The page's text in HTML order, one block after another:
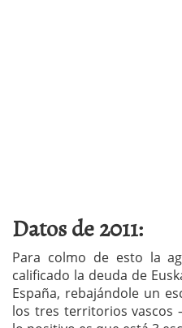
Datos de 2011:
Para colmo de esto la
calificado la deuda de
España, rebajándole un
los tres territorios vascos